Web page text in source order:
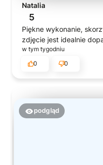
Natalia
5
Piękne wykonanie,
zdjęcie jest idealnie
w tym tygodniu
0
0
podgląd